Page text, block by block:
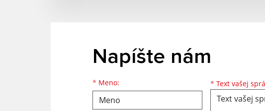
Napíšte nám
* Meno:
Meno
Priezvisko
E-mailová adresa * Text vašej